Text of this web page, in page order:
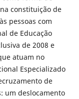
constituição de
pessoas com
de Educação
de 2008 e
atuam no
Especializado
de
um deslocamento